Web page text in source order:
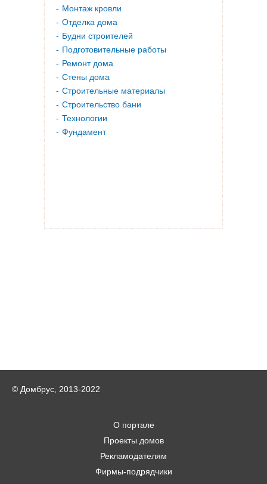
Монтаж кровли
Отделка дома
Будни строителей
Подготовительные работы
Ремонт дома
Стены дома
Строительные материалы
Строительство бани
Технологии
Фундамент
© Домбрус, 2013-2022
О портале
Проекты домов
Рекламодателям
Фирмы-подрядчики